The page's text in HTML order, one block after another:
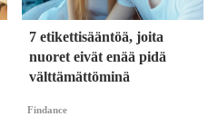
7 etikettisääntöä, joita
nuoret eivät enää pidä
välttämättöminä
Findance